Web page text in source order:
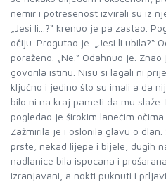
nemir i potresenost izvirali su iz
„Jesi li...?“ krenuo je pa zastao.
očiju. Progutao je. „Jesi li ubila?“
poraženo. „Ne.“ Odahnuo je.
govorila istinu. Nisu si lagali ni
ključno i jedino što su imali a da
bilo ni na kraj pameti da mu
pogledao je širokim lanećim
Zažmirila je i oslonila glavu o
prste, nekad lijepe i bijele, dugih
nadlanice bila ispucana i
izranjavani, a nokti puknuti i